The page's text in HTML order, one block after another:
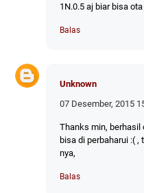
1N.0.5 aj biar bisa ota
Balas
Unknown
07 Desember, 2015
Thanks min, berhasil
bisa di perbaharui :(
nya,
Balas